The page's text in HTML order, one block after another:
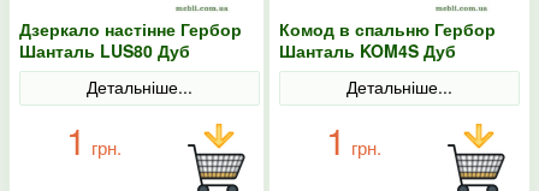
Дзеркало настінне Гербор
Шанталь LUS80 Дуб
санремо світлий
Детальніше...
1 грн.
Комод в спальню Гербор
Шанталь KOM4S Дуб
санремо світлий
Детальніше...
1 грн.